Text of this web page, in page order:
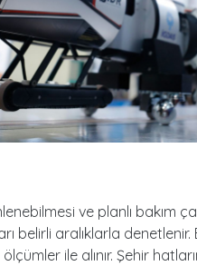
ve planlı bakım
belirli aralıklarla
ile alınır. Şehir